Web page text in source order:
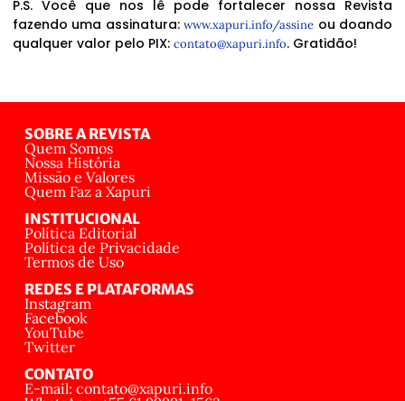
P.S. Você que nos lê pode fortalecer nossa Revista
fazendo uma assinatura:www.xapuri.info/assine ou doando
qualquer valor pelo PIX: contato@xapuri.info. Gratidão!
SOBRE A REVISTA
Quem Somos
Nossa História
Missão e Valores
Quem Faz a Xapuri
INSTITUCIONAL
Política Editorial
Política de Privacidade
Termos de Uso
REDES E PLATAFORMAS
Instagram
Facebook
YouTube
Twitter
CONTATO
E-mail: contato@xapuri.info